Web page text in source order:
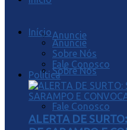
Anuncie
Sobre Nós
Fale Conosco
Início
Anuncie
Sobre Nós
Fale Conosco
Política
ALERTA DE